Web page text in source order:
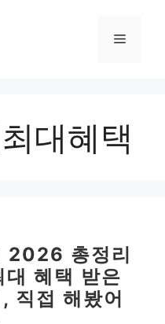
메
대혜택
2026 총정리
대 혜택 받은
직접 해봤어